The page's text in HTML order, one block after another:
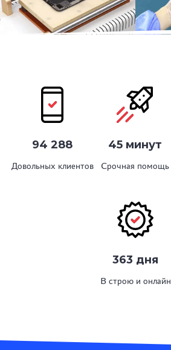
94 288
Довольных клиентов
45 минут
Срочная помощь
363 дня
В строю и онлайн